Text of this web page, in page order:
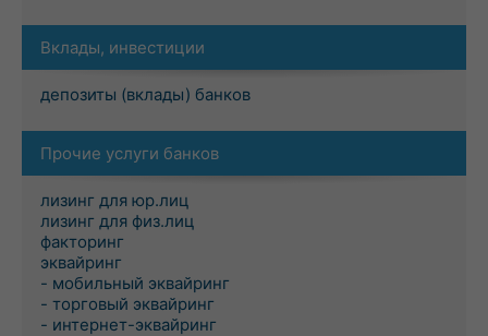
Вклады, инвестиции
депозиты (вклады) банков
Прочие услуги банков
лизинг для юр.лиц
лизинг для физ.лиц
факторинг
эквайринг
- мобильный эквайринг
- торговый эквайринг
- интернет-эквайринг